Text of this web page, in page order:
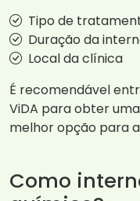
Tipo de
Duração da
Local da clínica
É recomendável
ViDA para obter
melhor opção para
Como